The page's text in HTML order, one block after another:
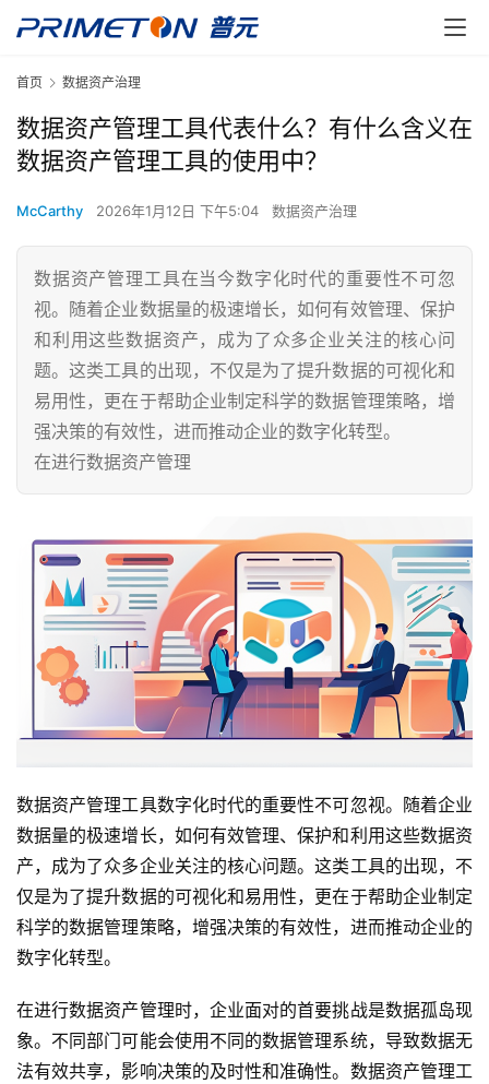
首页 数据资产治理
数据资产管理工具代表什么？有什么含义在
数据资产管理工具的使用中？
McCarthy 2026年1月12日 下午5:04 数据资产治理
数据资产管理工具在当今数字化时代的重要性不可忽
视。随着企业数据量的极速增长，如何有效管理、保护
和利用这些数据资产，成为了众多企业关注的核心问
题。这类工具的出现，不仅是为了提升数据的可视化和
易用性，更在于帮助企业制定科学的数据管理策略，增
强决策的有效性，进而推动企业的数字化转型。
在进行数据资产管理
数据资产管理工具数字化时代的重要性不可忽视。随着企业
数据量的极速增长，如何有效管理、保护和利用这些数据资
产，成为了众多企业关注的核心问题。这类工具的出现，不
仅是为了提升数据的可视化和易用性，更在于帮助企业制定
科学的数据管理策略，增强决策的有效性，进而推动企业的
数字化转型。
在进行数据资产管理时，企业面对的首要挑战是数据孤岛现
象。不同部门可能会使用不同的数据管理系统，导致数据无
法有效共享，影响决策的及时性和准确性。数据资产管理工